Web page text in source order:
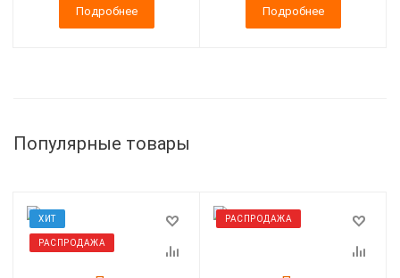
Подробнее Подробнее
Популярные товары
ХИТ
РАСПРОДАЖА
РАСПРОДАЖА